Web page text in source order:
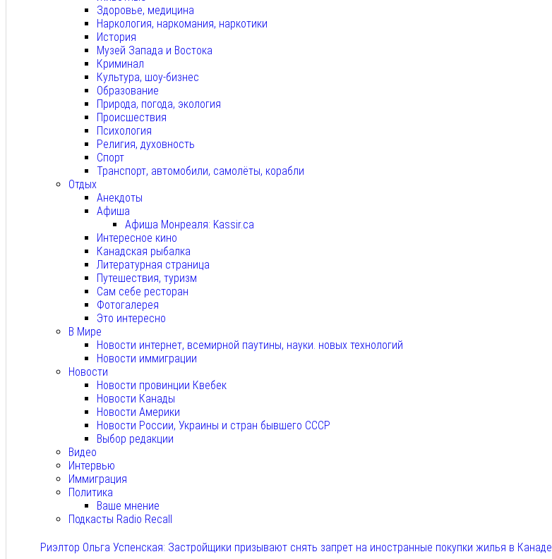
Здоровье, медицина
Наркология, наркомания, наркотики
История
Музей Запада и Востока
Криминал
Культура, шоу-бизнес
Образование
Природа, погода, экология
Происшествия
Психология
Религия, духовность
Спорт
Транспорт, автомобили, самолёты, корабли
Отдых
Анекдоты
Афиша
Афиша Монреаля: Kassir.ca
Интересное кино
Канадская рыбалка
Литературная страница
Путешествия, туризм
Сам себе ресторан
Фотогалерея
Это интересно
В Мире
Новости интернет, всемирной паутины, науки. новых технологий
Новости иммиграции
Новости
Новости провинции Квебек
Новости Канады
Новости Америки
Новости России, Украины и стран бывшего СССР
Выбор редакции
Видео
Интервью
Иммиграция
Политика
Ваше мнение
Подкасты Radio Recall
Риэлтор Ольга Успенская: Застройщики призывают снять запрет на иностранные покупки жилья в Канаде